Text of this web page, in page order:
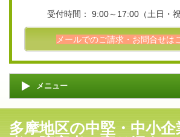
受付時間： 9:00～17:00（土日・祝
メールでのご請求・お問合せは
メニュー
多摩地区の中堅・中小